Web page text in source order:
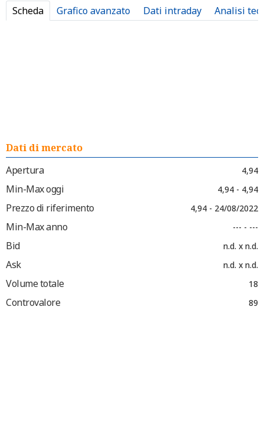
Scheda Grafico avanzato Dati intraday Analisi
Dati di mercato
Apertura
4,94
Min-Max oggi 4,94 - 4,94
Prezzo di riferimento 4,94 - 24/08/2022
Min-Max anno --- - ---
Bid n.d. x n.d.
Ask n.d. x n.d.
Volume totale 18
Controvalore 89